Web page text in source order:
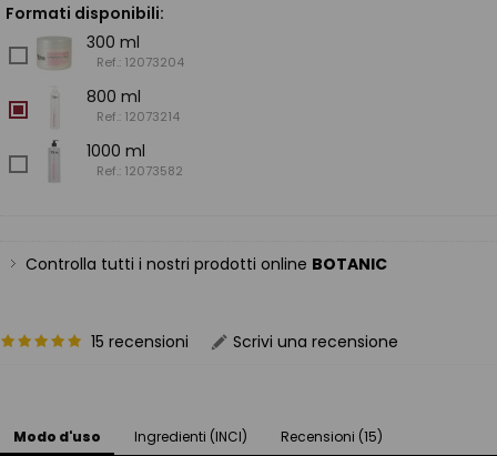
Formati disponibili:
300 ml
Ref.: 12073204
800 ml
Ref.: 12073214
1000 ml
Ref.: 12073582
Controlla tutti i nostri prodotti online BOTANIC
15 recensioni Scrivi una recensione
Modo d'uso Ingredienti (INCI) Recensioni (15)